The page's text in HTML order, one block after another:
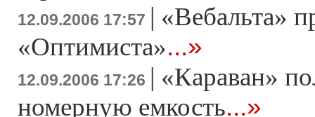
12.09.2006 17:57 | «Вебальта»
«Оптимиста»...»
12.09.2006 17:26 | «Караван»
номерную емкость...»